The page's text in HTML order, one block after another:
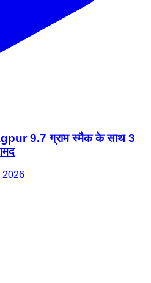
9.7 ग्राम स्मैक के साथ 3
2026